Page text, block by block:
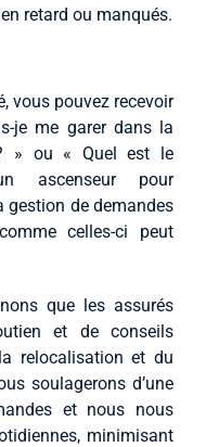
retard ou manqués.
vous pouvez recevoir
je me garer dans la
» ou « Quel est le
ascenseur pour
gestion de demandes
celles-ci peut
que les assurés
et de conseils
relocalisation et du
soulagerons d’une
et nous nous
minimisant